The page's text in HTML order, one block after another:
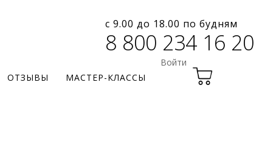
с 9.00 до 18.00 по будням
8 800 234 16 20
ОТЗЫВЫ МАСТЕР-КЛАССЫ
Войти